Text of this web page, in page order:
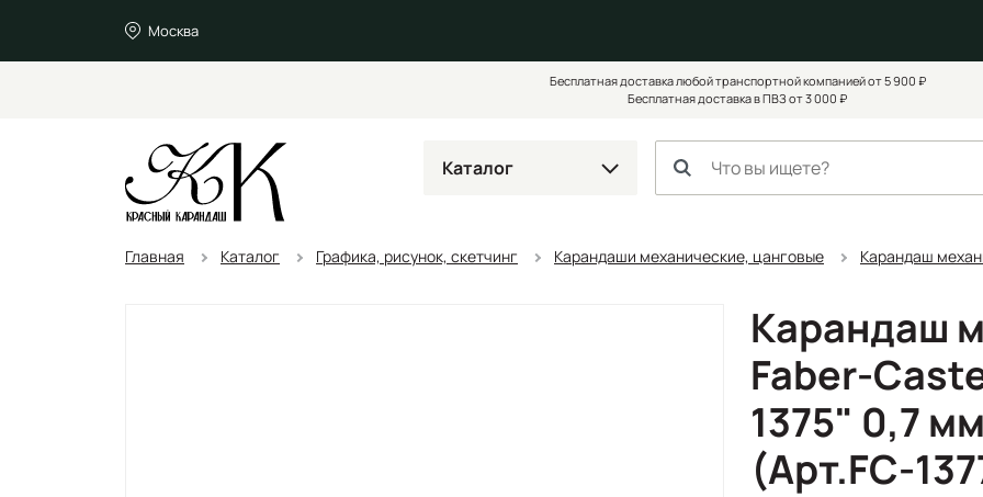
Москва
Бесплатная доставка любой транспортной компанией от 5 900 ₽
Бесплатная доставка в ПВЗ от 3 000 ₽
Каталог
Главная Каталог Графика, рисунок, скетчинг Карандаши механические, цанговые Карандаш
Карандаш
Faber-
1375" 0,7
(Арт.FC-